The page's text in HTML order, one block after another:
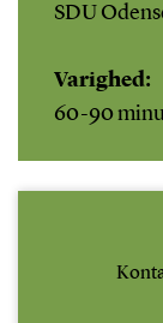
SDU
Varighed:
60-90